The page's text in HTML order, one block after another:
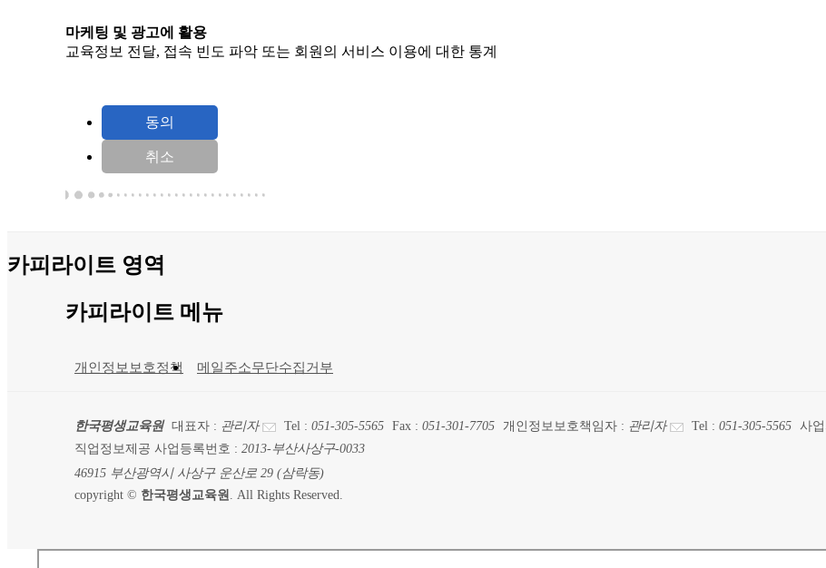
마케팅 및 광고에 활용
교육정보 전달, 접속 빈도 파악 또는 회원의 서비스 이용에 대한 통계
취소
카피라이트 영역
카피라이트 메뉴
개인정보보호정책 메일주소무단수집거부
한국평생교육원 대표자 : 관리자 Tel : 051-305-5565 Fax : 051-301-7705 개인정보보호책임자 : 관리자 Tel : 051-305-5565 사
직업정보제공 사업등록번호 : 2013-부산사상구-0033
46915 부산광역시 사상구 운산로 29 (삼락동)
copyright © 한국평생교육원 . All Rights Reserved.